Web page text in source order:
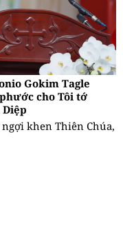
Gokim Tagle
cho Tôi tớ
khen Thiên Chúa,